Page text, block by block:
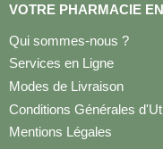
VOTRE PHARMACIE
Qui sommes-nous ?
Services en Ligne
Modes de Livraison
Conditions Générales
Mentions Légales